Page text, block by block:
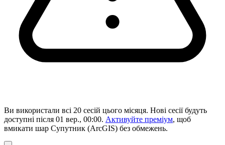
Ви використали всі 20 сесій цього місяця. Нові сесії будуть
доступні після 01 вер., 00:00. Активуйте преміум, щоб
вмикати шар Супутник (ArcGIS) без обмежень.